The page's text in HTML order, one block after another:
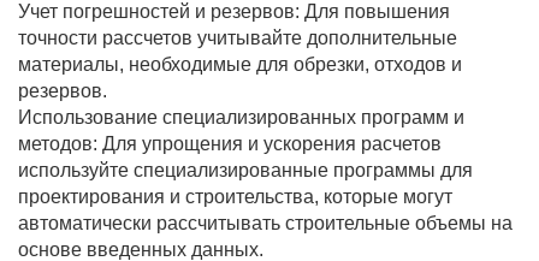
Учет погрешностей и резервов: Для повышения
точности рассчетов учитывайте дополнительные
материалы, необходимые для обрезки, отходов и
резервов.
Использование специализированных программ и
методов: Для упрощения и ускорения расчетов
используйте специализированные программы для
проектирования и строительства, которые могут
автоматически рассчитывать строительные объемы на
основе введенных данных.